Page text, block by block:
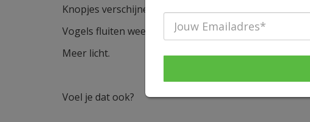
Knopjes verschijnen.
Vogels fluiten weer.
Meer licht.
Voel je dat ook?